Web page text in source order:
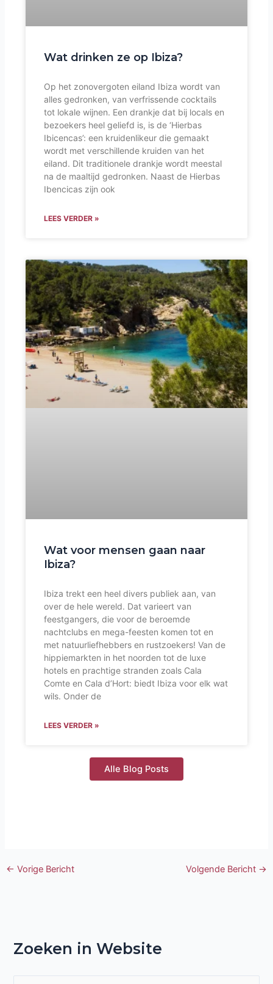
Wat drinken ze op Ibiza?
Op het zonovergoten eiland Ibiza wordt van
alles gedronken, van verfrissende cocktails
tot lokale wijnen. Een drankje dat bij locals en
bezoekers heel geliefd is, is de ‘Hierbas
Ibicencas’: een kruidenlikeur die gemaakt
wordt met verschillende kruiden van het
eiland. Dit traditionele drankje wordt meestal
na de maaltijd gedronken. Naast de Hierbas
Ibencicas zijn ook
LEES VERDER »
Wat voor mensen gaan naar
Ibiza?
Ibiza trekt een heel divers publiek aan, van
over de hele wereld. Dat varieert van
feestgangers, die voor de beroemde
nachtclubs en mega-feesten komen tot en
met natuurliefhebbers en rustzoekers! Van de
hippiemarkten in het noorden tot de luxe
hotels en prachtige stranden zoals Cala
Comte en Cala d’Hort: biedt Ibiza voor elk wat
wils. Onder de
LEES VERDER »
Alle Blog Posts
← Vorige Bericht Volgende Bericht →
Zoeken in Website